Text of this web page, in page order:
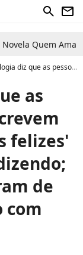
search newsletter
Novela Quem Ama
como 'solitárias, mas felizes' não estão se contradizendo; elas apenas deixaram de confundir solidão com fracasso
as
felizes'
de
com